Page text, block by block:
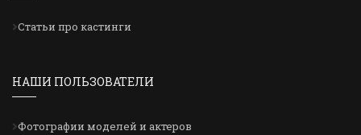
Статьи про кастинги
НАШИ ПОЛЬЗОВАТЕЛИ
Фотографии моделей и актеров